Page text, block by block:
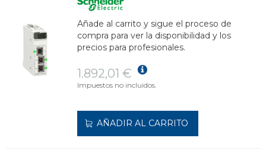
Añade al carrito y sigue el proceso de
compra para ver la disponibilidad y los
precios para profesionales.
1.892,01 €
Impuestos no incluidos.
AÑADIR AL CARRITO